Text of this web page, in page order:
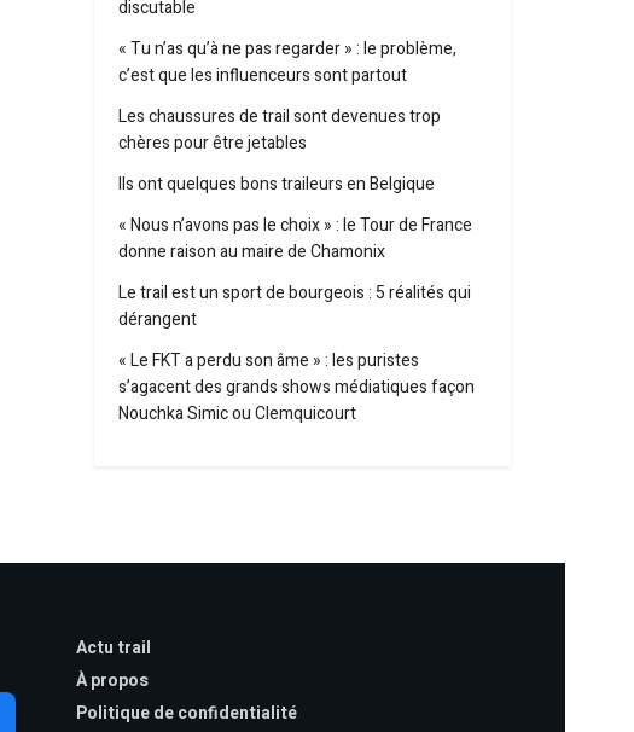
discutable
« Tu n’as qu’à ne pas regarder » : le problème,
c’est que les influenceurs sont partout
Les chaussures de trail sont devenues trop
chères pour être jetables
Ils ont quelques bons traileurs en Belgique
« Nous n’avons pas le choix » : le Tour de France
donne raison au maire de Chamonix
Le trail est un sport de bourgeois : 5 réalités qui
dérangent
« Le FKT a perdu son âme » : les puristes
s’agacent des grands shows médiatiques façon
Nouchka Simic ou Clemquicourt
Actu trail
À propos
Politique de confidentialité